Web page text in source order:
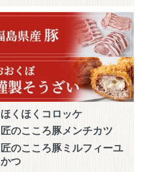
ほくほくコロッケ
匠のこころ豚メンチカツ
匠のこころ豚ミルフィーユ
かつ